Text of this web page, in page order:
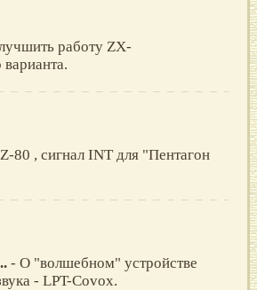
работу ZX-
80 , сигнал INT для "Пентагон
- О "волшебном" устройстве
- LPT-Covox.